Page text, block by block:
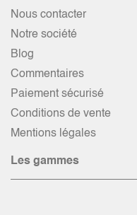
Nous contacter
Notre société
Blog
Commentaires
Paiement sécurisé
Conditions de vente
Mentions légales
Les gammes